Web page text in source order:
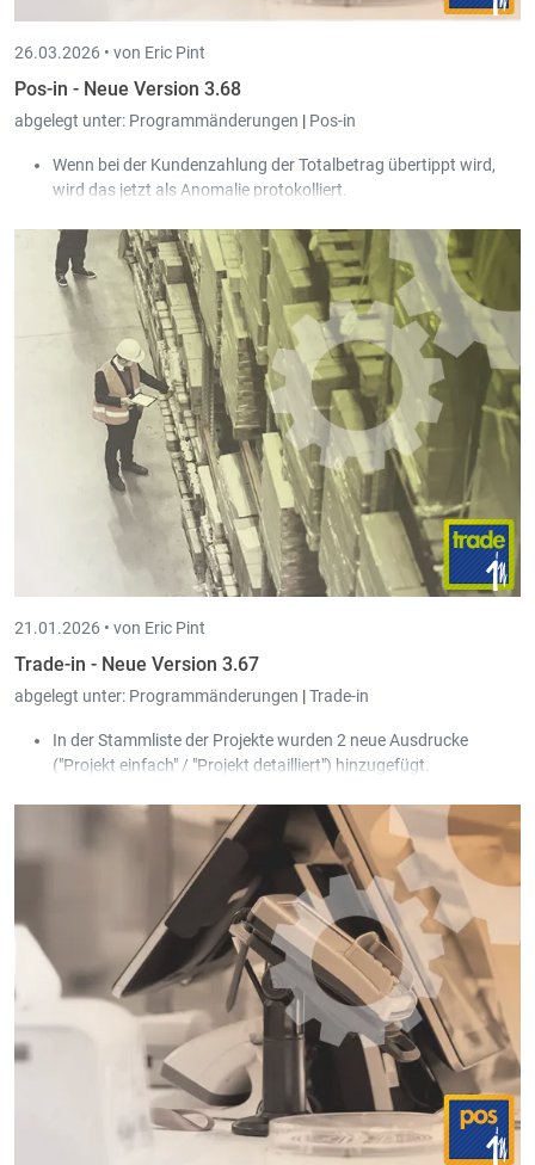
26.03.2026 • von Eric Pint
Pos-in - Neue Version 3.68
abgelegt unter: Programmänderungen | Pos-in
Wenn bei der Kundenzahlung der Totalbetrag übertippt wird,
wird das jetzt als Anomalie protokolliert.
erlauben, die Trade-in Einstellung "nicht änderbarer Preis" des
Artikels zu ignorieren.
Verschiedene Zahlungsterminals drucken ein Kassenabschluss-
Ticket aus. Das kann man jetzt abschalten.
21.01.2026 • von Eric Pint
Trade-in - Neue Version 3.67
abgelegt unter: Programmänderungen |Trade-in
In der Stammliste der Projekte wurden 2 neue Ausdrucke
("Projekt einfach" / "Projekt detailliert") hinzugefügt.
In den Parametern (Reiter "Allgemein - Peppol") können die
Ausdruckziele definiert werden, die beim Kunden hinterlegt
werden, wenn die Peppol-ID durch das System automatisch
ermittelt wurde.